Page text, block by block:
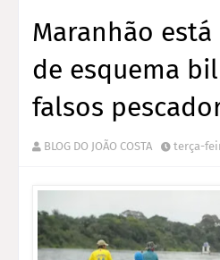
Maranhão
de esquema
falsos
BLOG DO JOÃO COSTA terça-